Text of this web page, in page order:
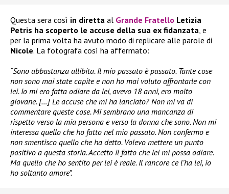
Questa sera così in diretta al Grande Fratello Letizia
Petris ha scoperto le accuse della sua ex fidanzata, e
per la prima volta ha avuto modo di replicare alle parole di
Nicole. La fotografa così ha affermato:
“Sono abbastanza allibita. Il mio passato è passato. Tante cose
non sono mai state capite e non ho mai voluto affrontarle con
lei. Io mi ero fatta odiare da lei, avevo 18 anni, ero molto
giovane. […] Le accuse che mi ha lanciato? Non mi va di
commentare queste cose. Mi sembrano una mancanza di
rispetto verso la mia persona e verso la donna che sono. Non mi
interessa quello che ho fatto nel mio passato. Non confermo e
non smentisco quello che ha detto. Volevo mettere un punto
positivo a questa storia. Accetto il fatto che lei mi possa odiare.
Ma quello che ho sentito per lei è reale. Il rancore ce l’ha lei, io
ho soltanto amore”.